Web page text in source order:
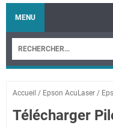
MENU
Accueil / Epson AcuLaser /
Télécharger